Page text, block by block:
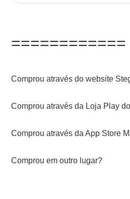
============
Comprou através do website
Comprou através da Loja Play
Comprou através da App Store
Comprou em outro lugar?